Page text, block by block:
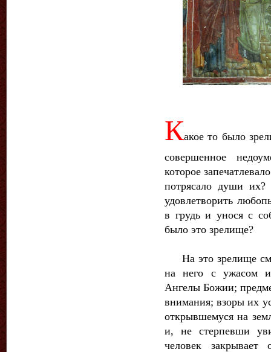
Какое то было
совершенное
которое
потрясало души
удовлетворить
в грудь и унося с
было это зрелище?
На это зрелище
на него с ужасом и
Ангелы Божии;
внимания; взоры их
открывшемуся на
и, не стерпевши
человек